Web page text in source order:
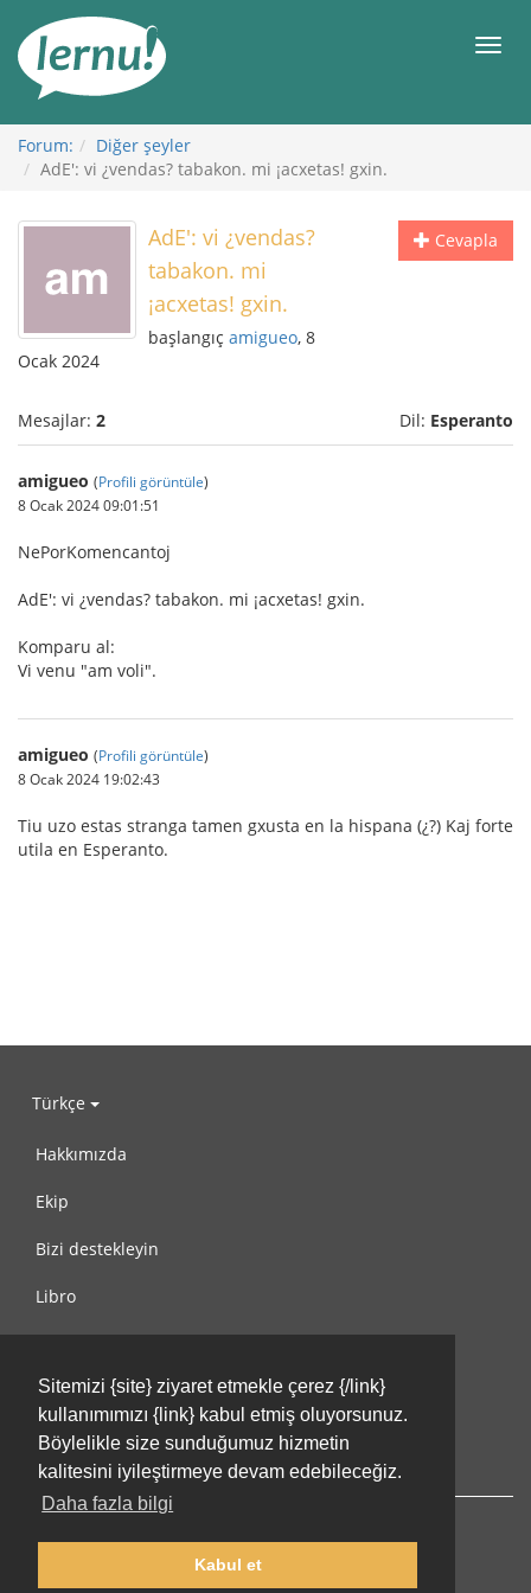
Sitemizi {site} ziyaret etmekle çerez {/link}
kullanımımızı {link} kabul etmiş oluyorsunuz.
Böylelikle size sunduğumuz hizmetin
kalitesini iyileştirmeye devam edebileceğiz.
Daha fazla bilgi
Kabul et
Görüntüleme
Forum:
Diğer şeyler
AdE': vi ¿vendas? tabakon. mi ¡acxetas! gxin.
Cevapla
AdE': vi ¿vendas?
tabakon. mi
¡acxetas! gxin.
başlangıç amigueo, 8
Ocak 2024
Mesajlar: 2 Dil: Esperanto
amigueo (Profili görüntüle)
8 Ocak 2024 09:01:51
NePorKomencantoj
AdE': vi ¿vendas? tabakon. mi ¡acxetas! gxin.
Komparu al:
Vi venu "am voli".
amigueo (Profili görüntüle)
8 Ocak 2024 19:02:43
Tiu uzo estas stranga tamen gxusta en la hispana (¿?) Kaj forte
utila en Esperanto.
Türkçe
Hakkımızda
Ekip
Bizi destekleyin
Libro
Kullanım Koşulları
Bize ulaşın